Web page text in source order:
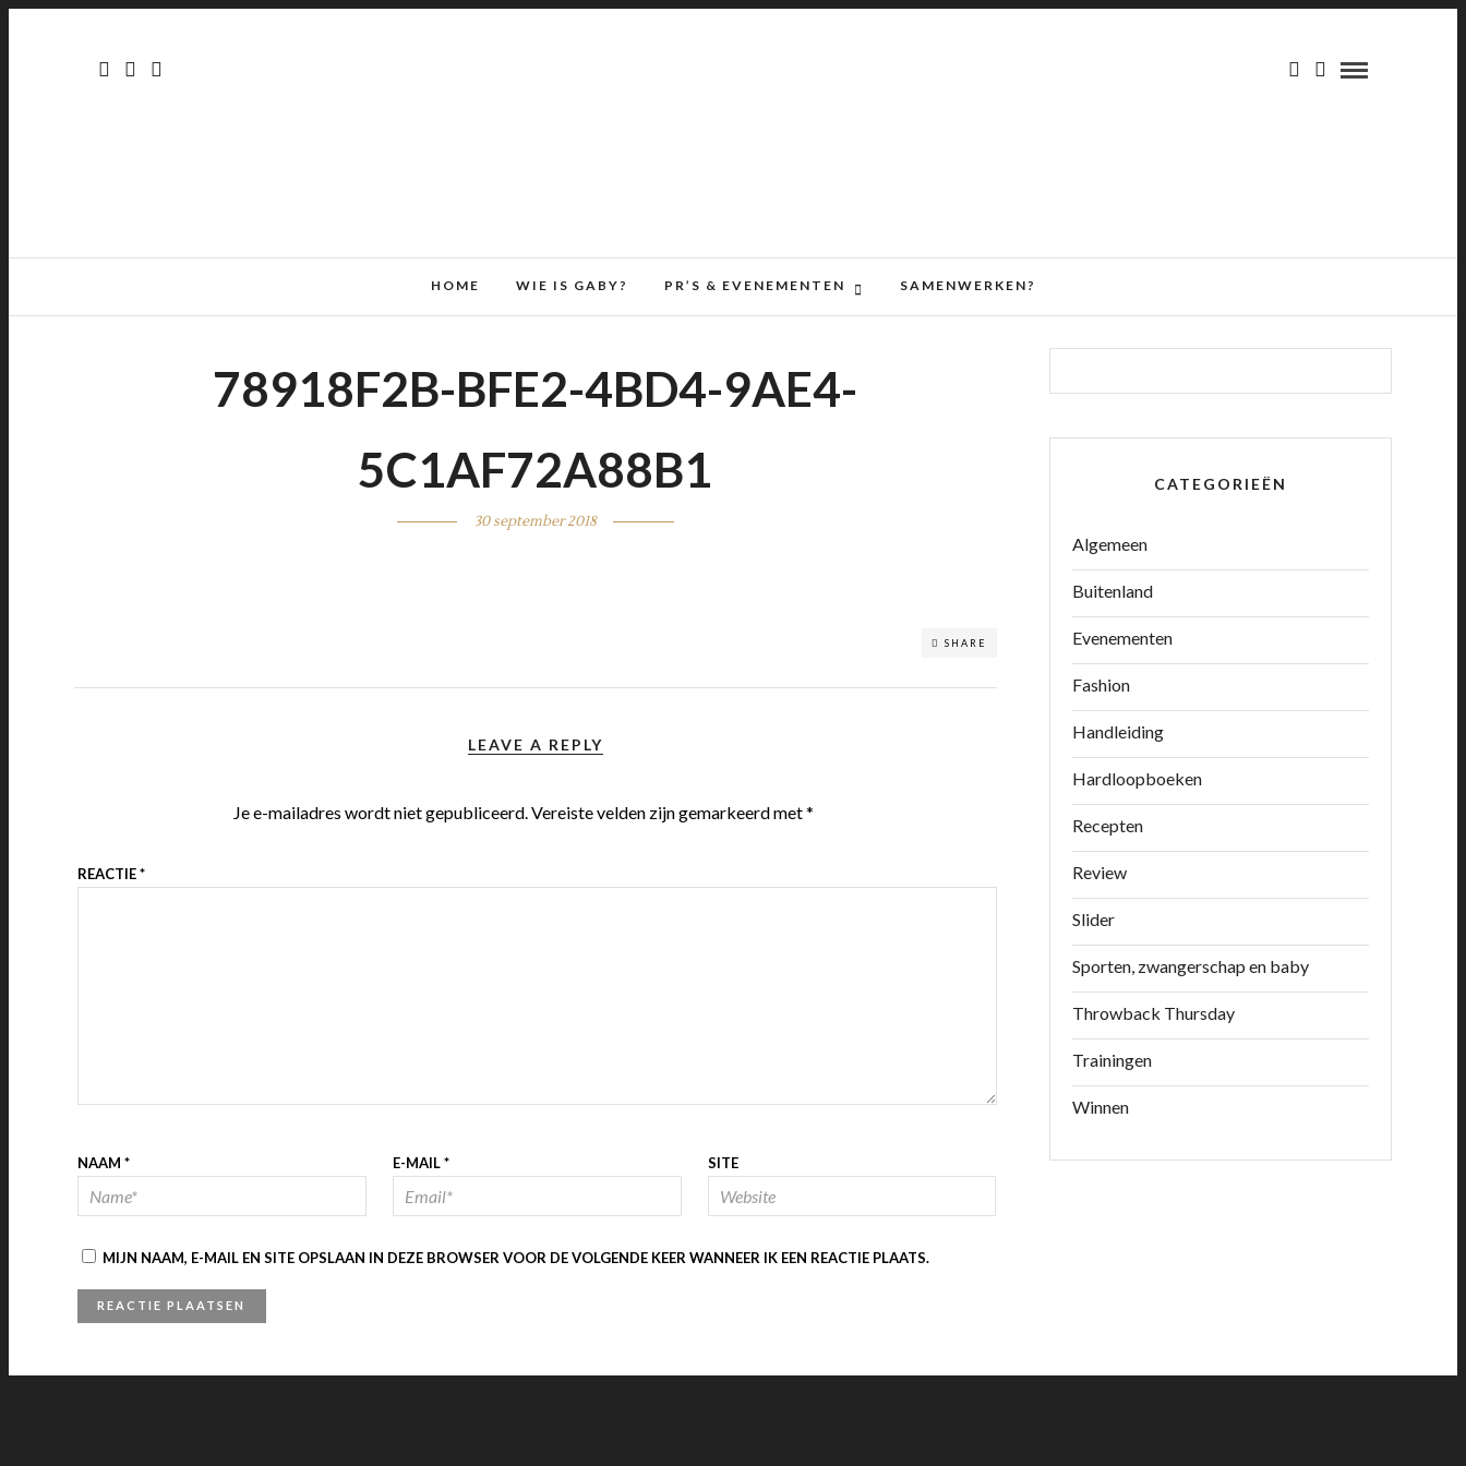
HOME WIE IS GABY? PR’S & EVENEMENTEN SAMENWERKEN?
78918F2B-BFE2-4BD4-9AE4-
5C1AF72A88B1
30 september 2018
SHARE
LEAVE A REPLY
Je e-mailadres wordt niet gepubliceerd.Vereiste velden zijn gemarkeerd met*
REACTIE*
NAAM * E-MAIL* SITE
MIJN NAAM, E-MAIL EN SITE OPSLAAN IN DEZE BROWSER VOOR DE VOLGENDE KEER WANNEER IK EEN REACTIE PLAATS.
CATEGORIEËN
Algemeen
Buitenland
Evenementen
Fashion
Handleiding
Hardloopboeken
Recepten
Review
Slider
Sporten, zwangerschap en baby
Throwback Thursday
Trainingen
Winnen